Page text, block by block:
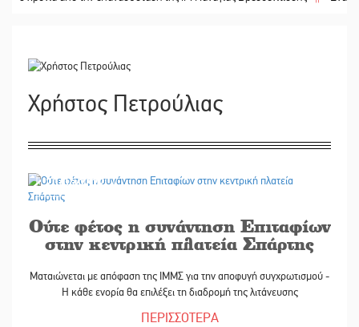
Χρήστος Πετρούλιας
20/04/2022
Ούτε φέτος η συνάντηση Επιταφίων
στην κεντρική πλατεία Σπάρτης
Ματαιώνεται με απόφαση της ΙΜΜΣ για την αποφυγή συγχρωτισμού -
Η κάθε ενορία θα επιλέξει τη διαδρομή της λιτάνευσης
ΠΕΡΙΣΣΟΤΕΡΑ